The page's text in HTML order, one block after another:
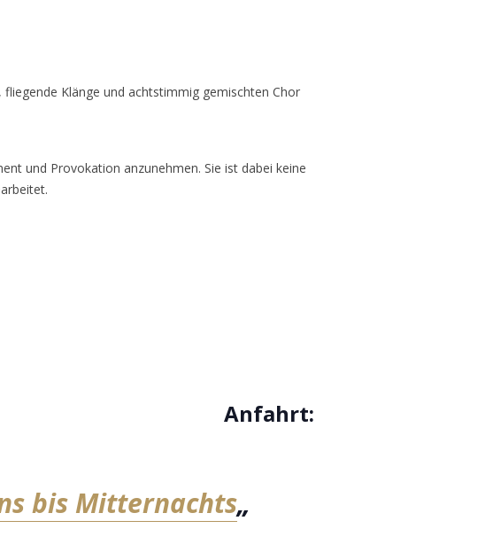
Klänge und achtstimmig gemischten Chor
und Provokation anzunehmen. Sie ist dabei keine
Anfahrt:
bis Mitternachts„